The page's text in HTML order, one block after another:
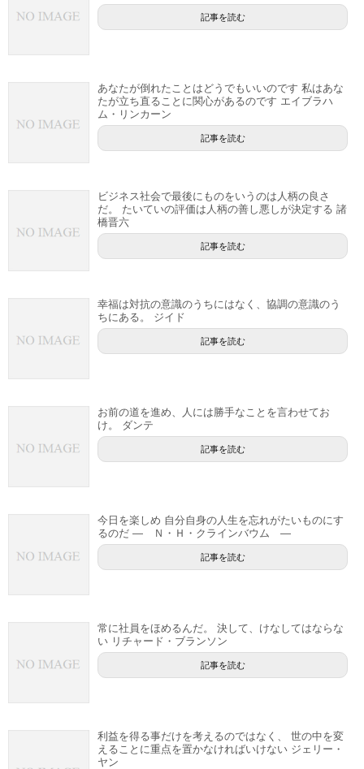
記事を読む
あなたが倒れたことはどうでもいいのです 私はあな
たが立ち直ることに関心があるのです エイブラハ
ム・リンカーン
記事を読む
ビジネス社会で最後にものをいうのは人柄の良さ
だ。 たいていの評価は人柄の善し悪しが決定する 諸
橋晋六
記事を読む
幸福は対抗の意識のうちにはなく、協調の意識のう
ちにある。 ジイド
記事を読む
お前の道を進め、人には勝手なことを言わせてお
け。 ダンテ
記事を読む
今日を楽しめ 自分自身の人生を忘れがたいものにす
るのだ — Ｎ・Ｈ・クラインバウム —
記事を読む
常に社員をほめるんだ。 決して、けなしてはならな
い リチャード・ブランソン
記事を読む
利益を得る事だけを考えるのではなく、 世の中を変
えることに重点を置かなければいけない ジェリー・
ヤン